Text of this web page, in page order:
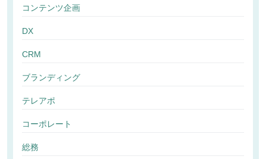
コンテンツ企画
DX
CRM
ブランディング
テレアポ
コーポレート
総務